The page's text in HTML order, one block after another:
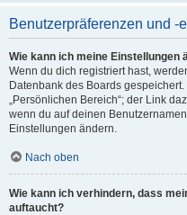
Benutzerpräferenzen und -
Wie kann ich meine Einstellungen
Wenn du dich registriert hast,
Datenbank des Boards
„Persönlichen Bereich“; der Link
wenn du auf deinen
Einstellungen ändern.
Nach oben
Wie kann ich verhindern, dass
auftaucht?